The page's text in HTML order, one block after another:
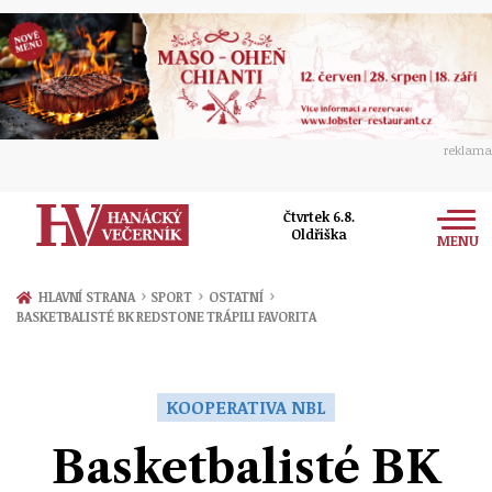
reklama
Čtvrtek 6.8.
Oldřiška
MENU
Zprávy
Přerov
Ekonomika
Ženy
Sport
HLAVNÍ STRANA › SPORT › OSTATNÍ ›
BASKETBALISTÉ BK REDSTONE TRÁPILI FAVORITA
KOOPERATIVA NBL
Basketbalisté BK